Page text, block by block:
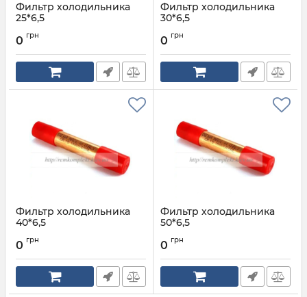
Фильтр холодильника
25*6,5
0 грн
Фильтр холодильника
30*6,5
0 грн
Фильтр холодильника
40*6,5
0 грн
Фильтр холодильника
50*6,5
0 грн